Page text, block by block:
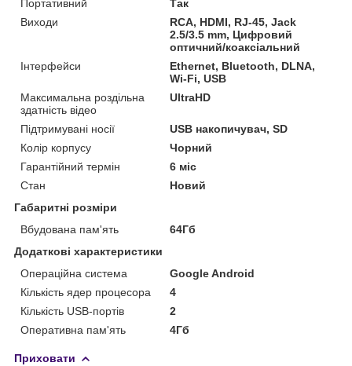
Портативний
Так
Виходи
RCA, HDMI, RJ-45, Jack
2.5/3.5 mm, Цифровий
оптичний/коаксіальний
Інтерфейси
Ethernet, Bluetooth, DLNA,
Wi-Fi, USB
Максимальна роздільна
здатність відео
UltraHD
Підтримувані носії
USB накопичувач, SD
Колір корпусу
Чорний
Гарантійний термін
6 міс
Стан
Новий
Габаритні розміри
Вбудована пам'ять
64Гб
Додаткові характеристики
Операційна система
Google Android
Кількість ядер процесора
4
Кількість USB-портів
2
Оперативна пам'ять
4Гб
Приховати